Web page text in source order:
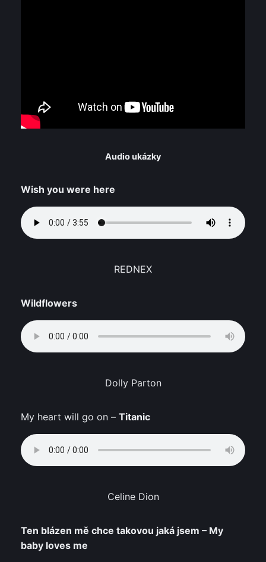
Audio ukázky
Wish you were here
REDNEX
Wildflowers
Dolly Parton
My heart will go on – Titanic
Celine Dion
Ten blázen mě chce takovou jaká jsem – My
baby loves me